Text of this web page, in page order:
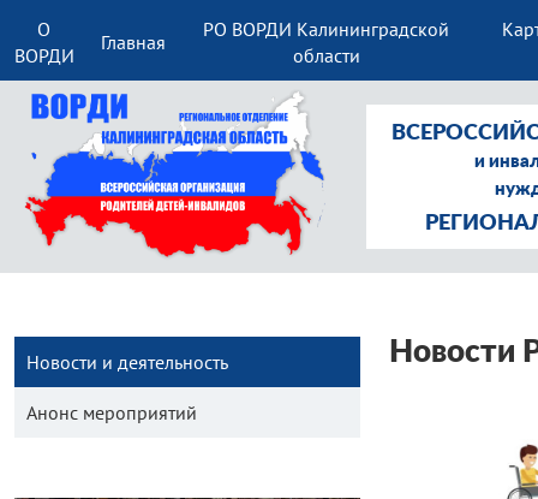
и
О
ВОРДИ
Главная
РО ВОРДИ Калининградской
области
Новости
Новости и деятельность
Анонс мероприятий